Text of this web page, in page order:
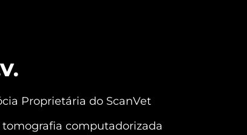
Proprietária do ScanVet
computadorizada